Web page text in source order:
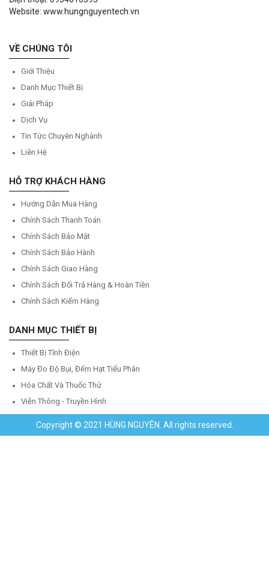
Website: www.hungnguyentech.vn
VỀ CHÚNG TÔI
Giới Thiệu
Danh Mục Thiết Bị
Giải Pháp
Dịch Vụ
Tin Tức Chuyên Nghành
Liên Hệ
HỖ TRỢ KHÁCH HÀNG
Hướng Dẫn Mua Hàng
Chính Sách Thanh Toán
Chính Sách Bảo Mật
Chính Sách Bảo Hành
Chính Sách Giao Hàng
Chính Sách Đổi Trả Hàng & Hoàn Tiền
Chính Sách Kiểm Hàng
DANH MỤC THIẾT BỊ
Thiết Bị Tĩnh Điện
Máy Đo Độ Bụi, Đếm Hạt Tiểu Phân
Hóa Chất Và Thuốc Thử
Viễn Thông - Truyền Hình
Copyright © 2021 HÙNG NGUYÊN. All rights reserved.